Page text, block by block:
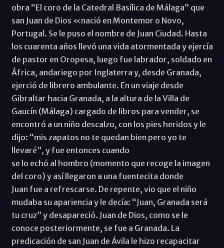
obra “El coro de la Catedral Basílica de Málaga” que
san Juan de Dios «nació en Montemor o Novo,
Portugal. Se le puso el nombre de Juan Ciudad. Hasta
los cuarenta años llevó una vida atormentada y ejercía
de pastor en Oropesa, luego fue labrador, soldado en
África, andariego por Inglaterra y, desde Granada,
ejerció de librero ambulante. En un viaje desde
Gibraltar hacia Granada, a la altura de la Villa de
Gaucín (Málaga) cargado de libros para vender, se
encontró a un niño descalzo, con los pies heridos y le
dijo: “mis zapatos no te quedan bien pero yo te
llevaré”, y fue entonces cuando
se lo echó al hombro (momento que recoge la imagen
del coro) y así llegaron a una fuentecita donde
Juan fue a refrescarse. De repente, vio que el niño
mudaba su apariencia y le decía: “Juan, Granada será
tu cruz” y desapareció. Juan de Dios, como se le
conoce posteriormente, se fue a Granada. La
predicación de san Juan de Ávila le hizo recapacitar